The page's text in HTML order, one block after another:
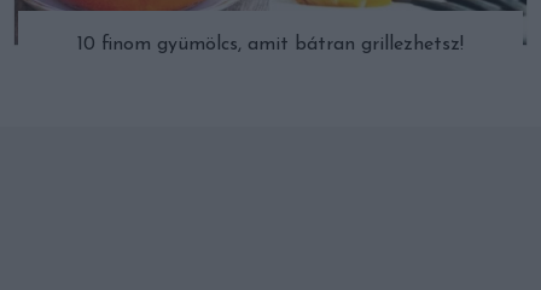
10 finom gyümölcs, amit bátran grillezhetsz!